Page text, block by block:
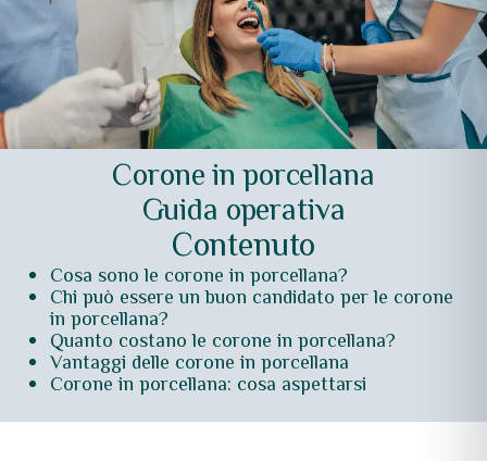
Corone in porcellana
Guida operativa
Contenuto
Cosa sono le corone in porcellana?
Chi può essere un buon candidato per le corone
in porcellana?
Quanto costano le corone in porcellana?
Vantaggi delle corone in porcellana
Corone in porcellana: cosa aspettarsi